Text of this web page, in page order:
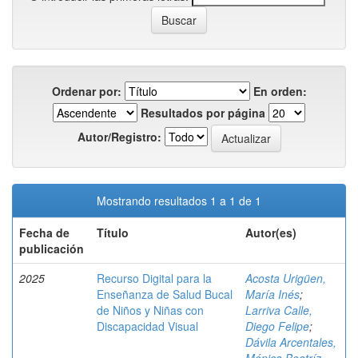
Ordenar por:
En orden:
Resultados por página
Autor/Registro:
Mostrando resultados 1 a 1 de 1
Fecha de
publicación
Título Autor(es)
2025
Recurso Digital para la
Enseñanza de Salud Bucal
de Niños y Niñas con
Discapacidad Visual
Acosta Urigüen,
María Inés;
Larriva Calle,
Diego Felipe;
Dávila Arcentales,